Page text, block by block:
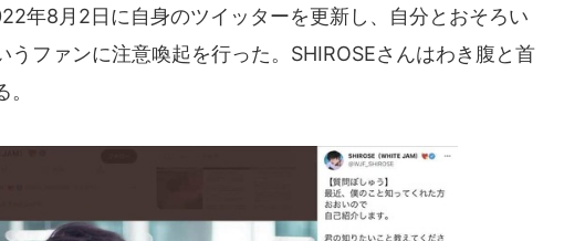
年8月2日に自身のツイッターを更新し、自分とおそろい
うファンに注意喚起を行った。SHIROSEさんはわき腹と首